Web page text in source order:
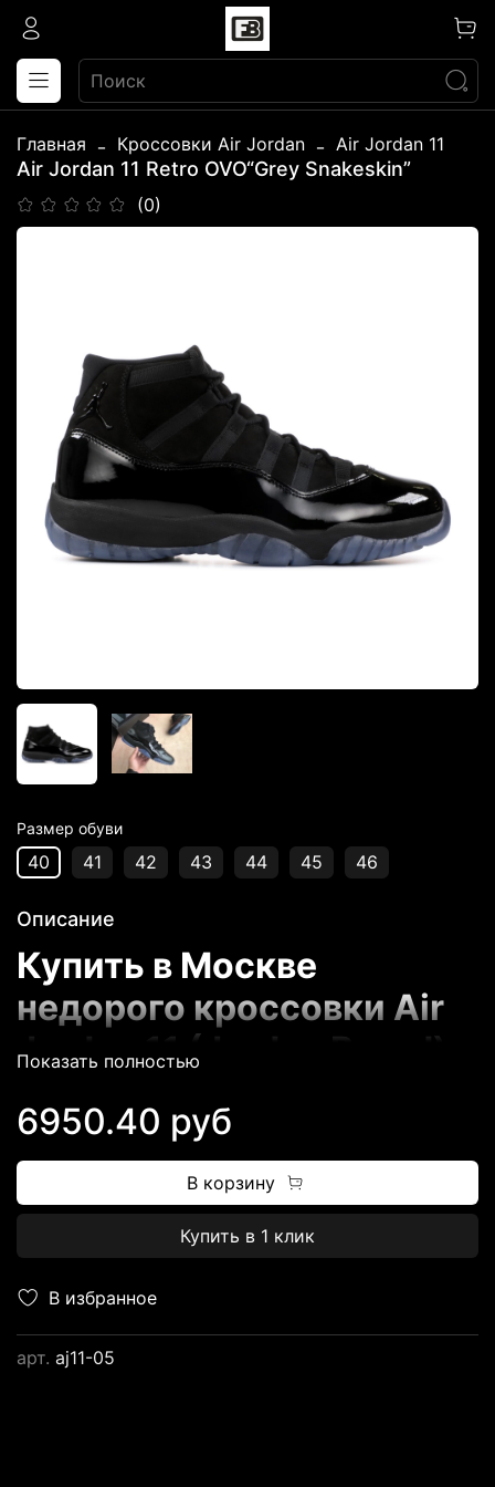
Главная Кроссовки Air Jordan Air Jordan 11
Air Jordan 11 Retro OVO“Grey Snakeskin”
(0)
В избранное
арт. aj11-05
Размер обуви
40 41 42 43 44 45 46
Описание
Купить в Москве
недорого кроссовки Air
Jordan 11 (Jordan Brand)
Магазин FUTBASKET.RU
предлагает всем
потенциальным
Показать полностью
6950.40 руб
В корзину
Купить в 1 клик